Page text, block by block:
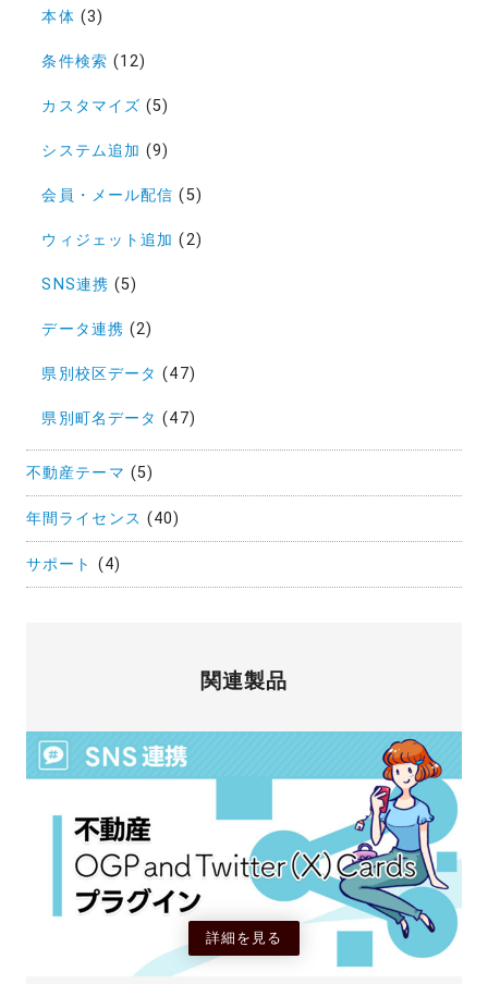
本体 (3)
条件検索 (12)
カスタマイズ (5)
システム追加 (9)
会員・メール配信 (5)
ウィジェット追加 (2)
SNS連携 (5)
データ連携 (2)
県別校区データ (47)
県別町名データ (47)
不動産テーマ (5)
年間ライセンス (40)
サポート (4)
関連製品
詳細を見る